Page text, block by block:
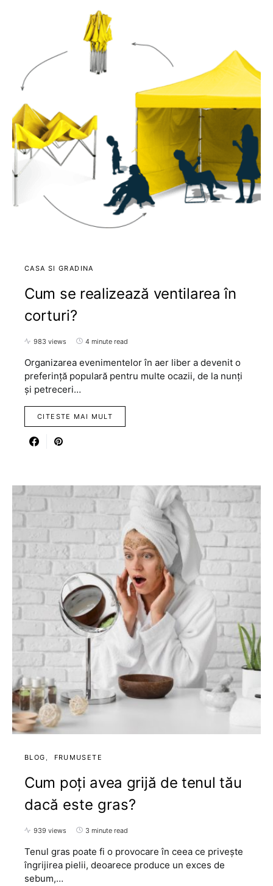
CASA SI GRADINA
Cum se realizează ventilarea în
corturi?
983 views 4 minute read
Organizarea evenimentelor în aer liber a devenit o
preferință populară pentru multe ocazii, de la nunți
și petreceri…
CITESTE MAI MULT
BLOG FRUMUSETE
Cum poți avea grijă de tenul tău
dacă este gras?
939 views 3 minute read
Tenul gras poate fi o provocare în ceea ce privește
îngrijirea pielii, deoarece produce un exces de
sebum,…